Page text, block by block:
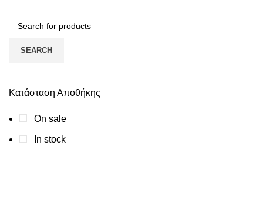
Κατάσταση Αποθήκης
On sale
In stock
SEARCH